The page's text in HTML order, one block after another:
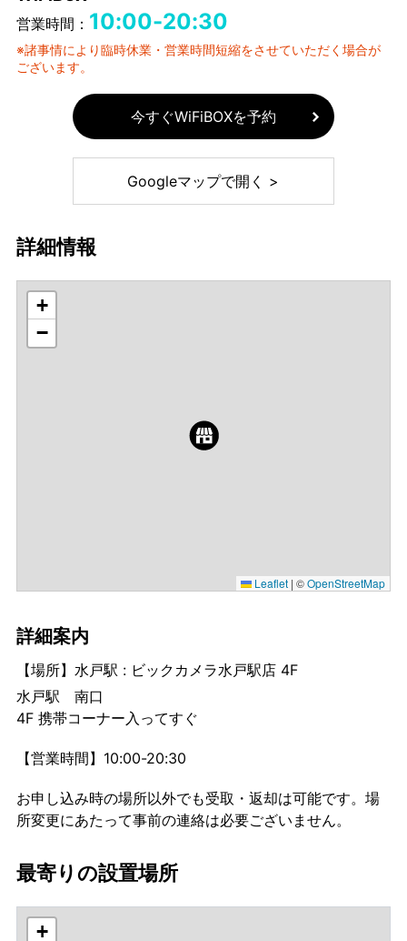
営業時間： 10:00-20:30
※諸事情により臨時休業・営業時間短縮をさせていただく場合が
ございます。
今すぐWiFiBOXを予約
Googleマップで開く >
詳細情報
+
−
Leaflet | ©OpenStreetMap
詳細案内
【場所】水戸駅 : ビックカメラ水戸駅店 4F
水戸駅 南口
4F 携帯コーナー入ってすぐ
【営業時間】10:00-20:30
お申し込み時の場所以外でも受取・返却は可能です。場
所変更にあたって事前の連絡は必要ございません。
最寄りの設置場所
+